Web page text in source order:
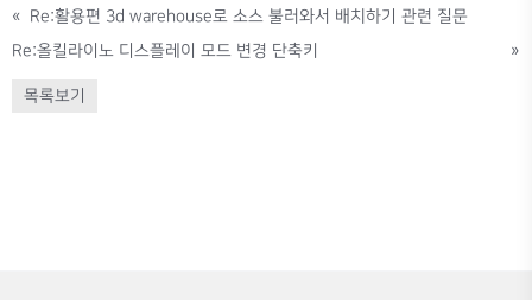
« Re:활용편 3d warehouse로 소스 불러와서 배치하기 관련 질문
Re:올킬라이노 디스플레이 모드 변경 단축키
»
목록보기